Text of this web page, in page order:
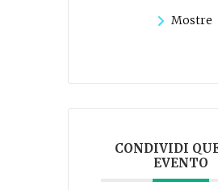
Mostre
CONDIVIDI
EVENTO